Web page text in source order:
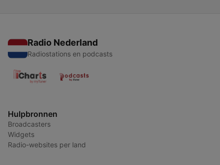
Radio Nederland
Radiostations en podcasts
Hulpbronnen
Broadcasters
Widgets
Radio-websites per land